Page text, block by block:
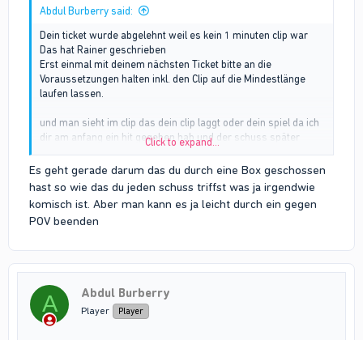
Abdul Burberry said:
Dein ticket wurde abgelehnt weil es kein 1 minuten clip war
Das hat Rainer geschrieben
Erst einmal mit deinem nächsten Ticket bitte an die
Voraussetzungen halten inkl. den Clip auf die Mindestlänge
laufen lassen.
und man sieht im clip das dein clip laggt oder dein spiel da ich
dir am anfang ein hit gegeben hab und der schuss später
Grand Theft Auto V 2021.12.19 - 12.21.02.03.DVR_Trim
Watch "Grand Theft Auto V 2021.12.19 -
12.21.02.03.DVR_Trim" on Streamable.
streamable.com
in diesem clip hast du 4 sekunden bevor ich dich getötet habe
gesagt er hat mich 2 hits und direkt tot obhwol ich dich später
es stopt immer und bist dann halt mit dein fadenkreuz direkt
wo anders
Click to expand...
Es geht gerade darum das du durch eine Box geschossen
hast so wie das du jeden schuss triffst was ja irgendwie
komisch ist. Aber man kann es ja leicht durch ein gegen
POV beenden
A Abdul Burberry
Player Player